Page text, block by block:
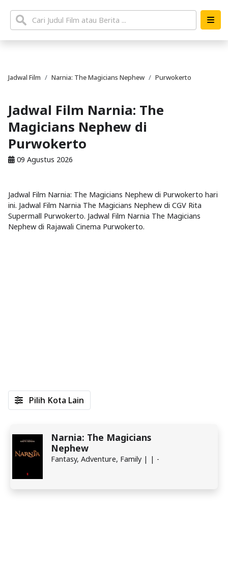
Jadwal Film Narnia: The Magicians Nephew Purwokerto
Jadwal Film Narnia: The
Magicians Nephew di
Purwokerto
09 Agustus 2026
Jadwal Film Narnia: The Magicians Nephew di Purwokerto hari
ini. Jadwal Film Narnia The Magicians Nephew di CGV Rita
Supermall Purwokerto. Jadwal Film Narnia The Magicians
Nephew di Rajawali Cinema Purwokerto.
Narnia: The Magicians
Nephew
Fantasy, Adventure, Family | | -
Pilih Kota Lain